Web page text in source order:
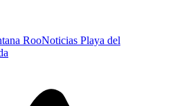
RooNoticias Playa del